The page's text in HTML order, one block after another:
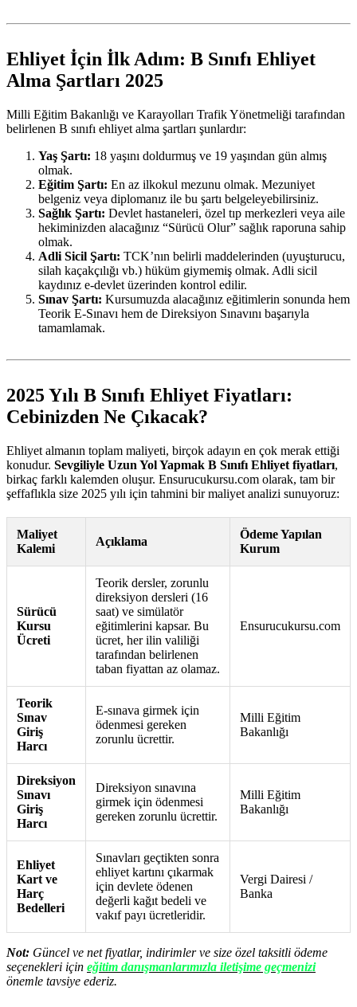
Ehliyet İçin İlk Adım: B Sınıfı Ehliyet
Alma Şartları 2025
Milli Eğitim Bakanlığı ve Karayolları Trafik Yönetmeliği tarafından
belirlenen B sınıfı ehliyet alma şartları şunlardır:
Yaş Şartı: 18 yaşını doldurmuş ve 19 yaşından gün almış
olmak.
Eğitim Şartı: En az ilkokul mezunu olmak. Mezuniyet
belgeniz veya diplomanız ile bu şartı belgeleyebilirsiniz.
Sağlık Şartı: Devlet hastaneleri, özel tıp merkezleri veya aile
hekiminizden alacağınız “Sürücü Olur” sağlık raporuna sahip
olmak.
Adli Sicil Şartı: TCK’nın belirli maddelerinden (uyuşturucu,
silah kaçakçılığı vb.) hüküm giymemiş olmak. Adli sicil
kaydınız e-devlet üzerinden kontrol edilir.
Sınav Şartı: Kursumuzda alacağınız eğitimlerin sonunda hem
Teorik E-Sınavı hem de Direksiyon Sınavını başarıyla
tamamlamak.
2025 Yılı B Sınıfı Ehliyet Fiyatları:
Cebinizden Ne Çıkacak?
Ehliyet almanın toplam maliyeti, birçok adayın en çok merak ettiği
konudur. Sevgiliyle Uzun Yol Yapmak B Sınıfı Ehliyet fiyatları,
birkaç farklı kalemden oluşur. Ensurucukursu.com olarak, tam bir
şeffaflıkla size 2025 yılı için tahmini bir maliyet analizi sunuyoruz:
Maliyet
Kalemi
Açıklama
Ödeme Yapılan
Kurum
Sürücü
Kursu
Ücreti
Teorik dersler, zorunlu
direksiyon dersleri (16
saat) ve simülatör
eğitimlerini kapsar. Bu
ücret, her ilin valiliği
tarafından belirlenen
taban fiyattan az olamaz.
Ensurucukursu.com
Teorik
Sınav
Giriş
Harcı
E-sınava girmek için
ödenmesi gereken
zorunlu ücrettir.
Milli Eğitim
Bakanlığı
Direksiyon
Sınavı
Giriş
Harcı
Direksiyon sınavına
girmek için ödenmesi
gereken zorunlu ücrettir.
Milli Eğitim
Bakanlığı
Ehliyet
Kart ve
Harç
Bedelleri
Sınavları geçtikten sonra
ehliyet kartını çıkarmak
için devlete ödenen
değerli kağıt bedeli ve
vakıf payı ücretleridir.
Vergi Dairesi /
Banka
Not: Güncel ve net fiyatlar, indirimler ve size özel taksitli ödeme
seçenekleri için eğitim danışmanlarımızla iletişime geçmenizi
önemle tavsiye ederiz.